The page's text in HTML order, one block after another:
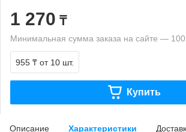
1 270 ₸
Минимальная сумма заказа на сайте —
955 ₸ от 10 шт.
Купить
Описание Характеристики